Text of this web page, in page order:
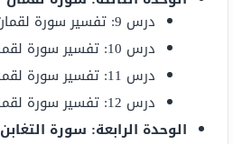
درس 9: تفسير سورة لقمان من الآية 1 إلى الآية 7.
درس 10: تفسير سورة لقمان إلى الآية 15.
درس 11: تفسير سورة لقمان إلى الآية 19.
درس 12: تفسير سورة لقمان إلى الآية 34.
الوحدة الرابعة: سورة التغابن